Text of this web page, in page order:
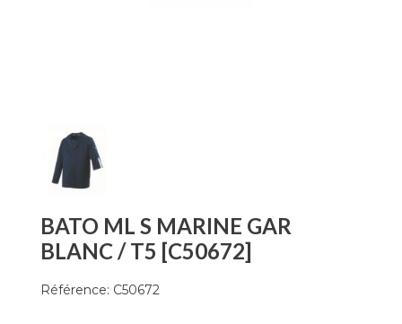
BATO ML S MARINE GAR
BLANC / T5 [C50672]
Référence: C50672